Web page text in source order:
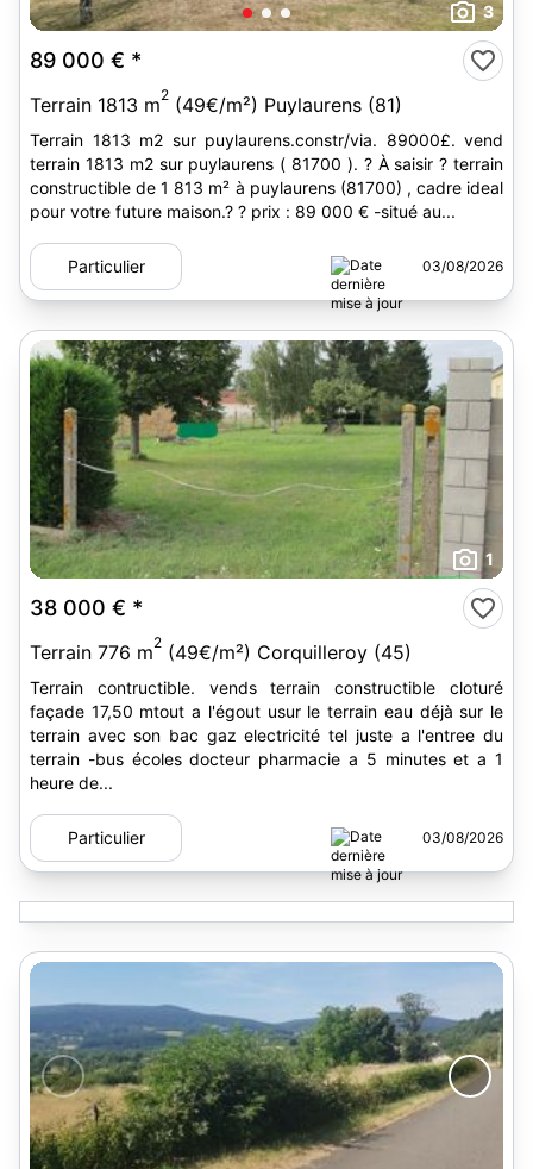
3
89 000 € *
Terrain 1813 m2 (49€/m²) Puylaurens (81)
Terrain 1813 m2 sur puylaurens.constr/via. 89000£. vend
terrain 1813 m2 sur puylaurens ( 81700 ). ? À saisir ? terrain
constructible de 1 813 m² à puylaurens (81700) , cadre ideal
pour votre future maison.? ? prix : 89 000 € -situé au...
Particulier 03/08/2026
1
38 000 € *
Terrain 776 m2 (49€/m²) Corquilleroy (45)
Terrain contructible. vends terrain constructible cloturé
façade 17,50 mtout a l'égout usur le terrain eau déjà sur le
terrain avec son bac gaz electricité tel juste a l'entree du
terrain -bus écoles docteur pharmacie a 5 minutes et a 1
heure de...
Particulier 03/08/2026